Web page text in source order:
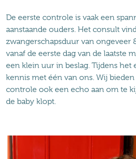
De eerste controle is vaak een
aanstaande ouders. Het consult
zwangerschapsduur van ongeveer
vanaf de eerste dag van de laatste
een klein uur in beslag. Tijdens het
kennis met één van ons. Wij
controle ook een echo aan om te
de baby klopt.